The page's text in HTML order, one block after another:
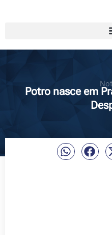
Potro nasce em